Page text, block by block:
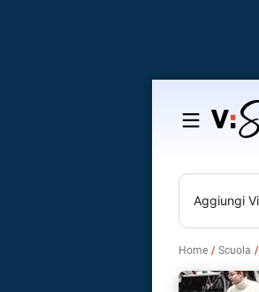
Salta
contenuto
Aggiungi
Home Scuola